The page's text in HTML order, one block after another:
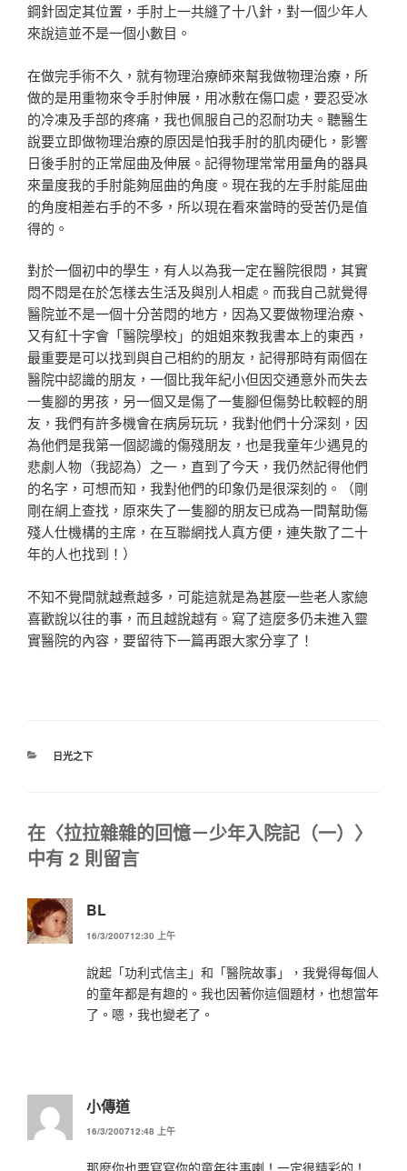
鋼針固定其位置，手肘上一共縫了十八針，對一個少年人
來說這並不是一個小數目。
在做完手術不久，就有物理治療師來幫我做物理治療，所
做的是用重物來令手肘伸展，用冰敷在傷口處，要忍受冰
的冷凍及手部的疼痛，我也佩服自己的忍耐功夫。聽醫生
說要立即做物理治療的原因是怕我手肘的肌肉硬化，影響
日後手肘的正常屈曲及伸展。記得物理常常用量角的器具
來量度我的手肘能夠屈曲的角度。現在我的左手肘能屈曲
的角度相差右手的不多，所以現在看來當時的受苦仍是值
得的。
對於一個初中的學生，有人以為我一定在醫院很悶，其實
悶不悶是在於怎樣去生活及與別人相處。而我自己就覺得
醫院並不是一個十分苦悶的地方，因為又要做物理治療、
又有紅十字會「醫院學校」的姐姐來教我書本上的東西，
最重要是可以找到與自己相約的朋友，記得那時有兩個在
醫院中認識的朋友，一個比我年紀小但因交通意外而失去
一隻腳的男孩，另一個又是傷了一隻腳但傷勢比較輕的朋
友，我們有許多機會在病房玩玩，我對他們十分深刻，因
為他們是我第一個認識的傷殘朋友，也是我童年少遇見的
悲劇人物（我認為）之一，直到了今天，我仍然記得他們
的名字，可想而知，我對他們的印象仍是很深刻的。（剛
剛在網上查找，原來失了一隻腳的朋友已成為一間幫助傷
殘人仕機構的主席，在互聯網找人真方便，連失散了二十
年的人也找到！）
不知不覺間就越煮越多，可能這就是為甚麼一些老人家總
喜歡說以往的事，而且越說越有。寫了這麼多仍未進入靈
實醫院的內容，要留待下一篇再跟大家分享了！
分
日光之下
在〈拉拉雜雜的回憶－少年入院記（一）〉
中有 2 則留言
BL
16/3/200712:30 上午
說起「功利式信主」和「醫院故事」，我覺得每個人
的童年都是有趣的。我也因著你這個題材，也想當年
了。嗯，我也變老了。
小傳道
16/3/200712:48 上午